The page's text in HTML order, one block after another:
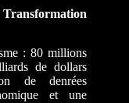
: 80 millions
de dollars
de denrées
et une